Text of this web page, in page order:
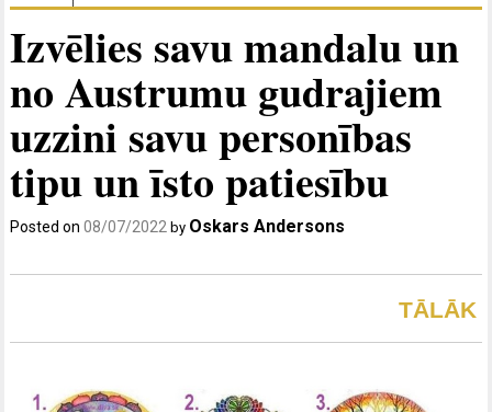
Izvēlies savu mandalu un
no Austrumu gudrajiem
uzzini savu personības
tipu un īsto patiesību
Posted on08/07/2022 by Oskars Andersons
TĀLĀK